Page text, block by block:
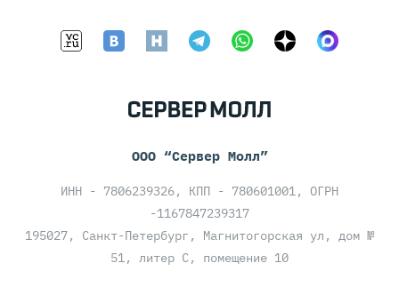
ООО “Сервер Молл”
ИНН - 7806239326, КПП - 780601001, ОГРН
-1167847239317
195027, Санкт-Петербург, Магнитогорская ул, дом №
51, литер С, помещение 10